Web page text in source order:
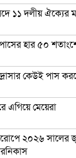
পদে ১১ দলীয় ঐক্যের
হার ৫০
কেউই পাস
এগিয়ে মেয়েরা
২০২৬ সালের